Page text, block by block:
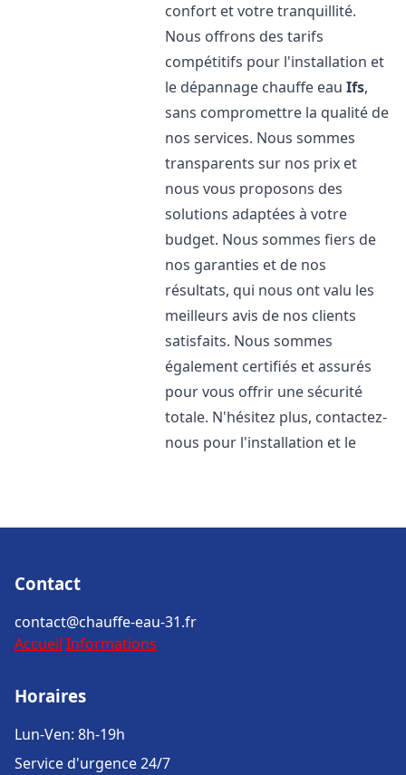
confort et votre tranquillité.
Nous offrons des tarifs
compétitifs pour l'installation et
le dépannage chauffe eauIfs,
sans compromettre la qualité de
nos services. Nous sommes
transparents sur nos prix et
nous vous proposons des
solutions adaptées à votre
budget. Nous sommes fiers de
nos garanties et de nos
résultats, qui nous ont valu les
meilleurs avis de nos clients
satisfaits. Nous sommes
également certifiés et assurés
pour vous offrir une sécurité
totale. N'hésitez plus, contactez-
nous pour l'installation et le
Contact
contact@chauffe-eau-31.fr
Accueil Informations
Horaires
Lun-Ven: 8h-19h
Service d'urgence 24/7